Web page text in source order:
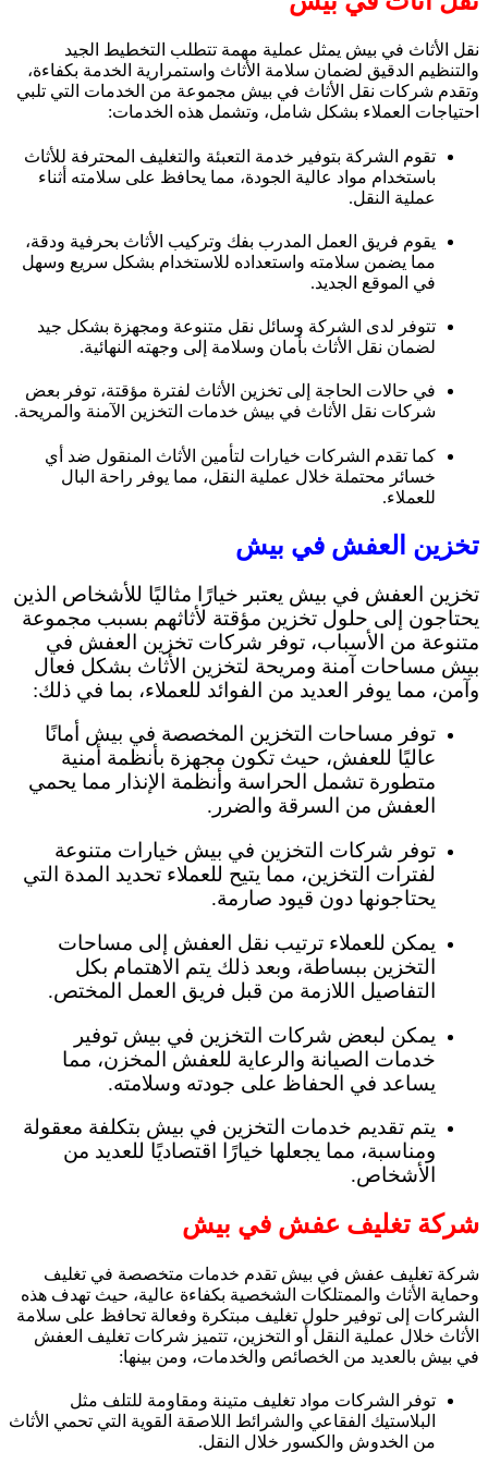
نقل الأثاث في بيش يمثل عملية مهمة تتطلب التخطيط الجيد
والتنظيم الدقيق لضمان سلامة الأثاث واستمرارية الخدمة بكفاءة،
وتقدم شركات نقل الأثاث في بيش مجموعة من الخدمات التي تلبي
احتياجات العملاء بشكل شامل، وتشمل هذه الخدمات:
تقوم الشركة بتوفير خدمة التعبئة والتغليف المحترفة للأثاث
باستخدام مواد عالية الجودة، مما يحافظ على سلامته أثناء
عملية النقل.
يقوم فريق العمل المدرب بفك وتركيب الأثاث بحرفية ودقة،
مما يضمن سلامته واستعداده للاستخدام بشكل سريع وسهل
في الموقع الجديد.
تتوفر لدى الشركة وسائل نقل متنوعة ومجهزة بشكل جيد
لضمان نقل الأثاث بأمان وسلامة إلى وجهته النهائية.
في حالات الحاجة إلى تخزين الأثاث لفترة مؤقتة، توفر بعض
شركات نقل الأثاث في بيش خدمات التخزين الآمنة والمريحة.
كما تقدم الشركات خيارات لتأمين الأثاث المنقول ضد أي
خسائر محتملة خلال عملية النقل، مما يوفر راحة البال
للعملاء.
تخزين العفش في بيش
تخزين العفش في بيش يعتبر خيارًا مثاليًا للأشخاص الذين
يحتاجون إلى حلول تخزين مؤقتة لأثاثهم بسبب مجموعة
متنوعة من الأسباب، توفر شركات تخزين العفش في
بيش مساحات آمنة ومريحة لتخزين الأثاث بشكل فعال
وآمن، مما يوفر العديد من الفوائد للعملاء، بما في ذلك:
توفر مساحات التخزين المخصصة في بيش أمانًا
عاليًا للعفش، حيث تكون مجهزة بأنظمة أمنية
متطورة تشمل الحراسة وأنظمة الإنذار مما يحمي
العفش من السرقة والضرر.
توفر شركات التخزين في بيش خيارات متنوعة
لفترات التخزين، مما يتيح للعملاء تحديد المدة التي
يحتاجونها دون قيود صارمة.
يمكن للعملاء ترتيب نقل العفش إلى مساحات
التخزين ببساطة، وبعد ذلك يتم الاهتمام بكل
التفاصيل اللازمة من قبل فريق العمل المختص.
يمكن لبعض شركات التخزين في بيش توفير
خدمات الصيانة والرعاية للعفش المخزن، مما
يساعد في الحفاظ على جودته وسلامته.
يتم تقديم خدمات التخزين في بيش بتكلفة معقولة
ومناسبة، مما يجعلها خيارًا اقتصاديًا للعديد من
الأشخاص.
شركة تغليف عفش في بيش
شركة تغليف عفش في بيش تقدم خدمات متخصصة في تغليف
وحماية الأثاث والممتلكات الشخصية بكفاءة عالية، حيث تهدف هذه
الشركات إلى توفير حلول تغليف مبتكرة وفعالة تحافظ على سلامة
الأثاث خلال عملية النقل أو التخزين، تتميز شركات تغليف العفش
في بيش بالعديد من الخصائص والخدمات، ومن بينها:
توفر الشركات مواد تغليف متينة ومقاومة للتلف مثل
البلاستيك الفقاعي والشرائط اللاصقة القوية التي تحمي الأثاث
من الخدوش والكسور خلال النقل.